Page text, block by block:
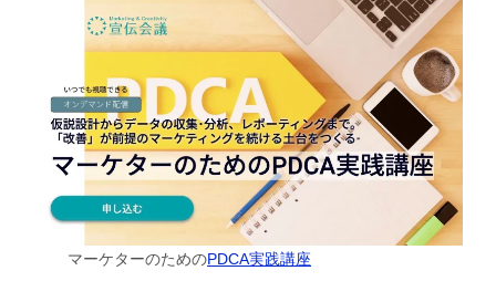
マーケターのためのPDCA実践講座